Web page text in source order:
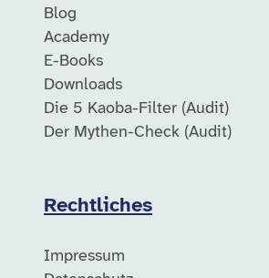
Blog
Academy
E-Books
Downloads
Die 5 Kaoba-Filter (Audit)
Der Mythen-Check (Audit)
Rechtliches
Impressum